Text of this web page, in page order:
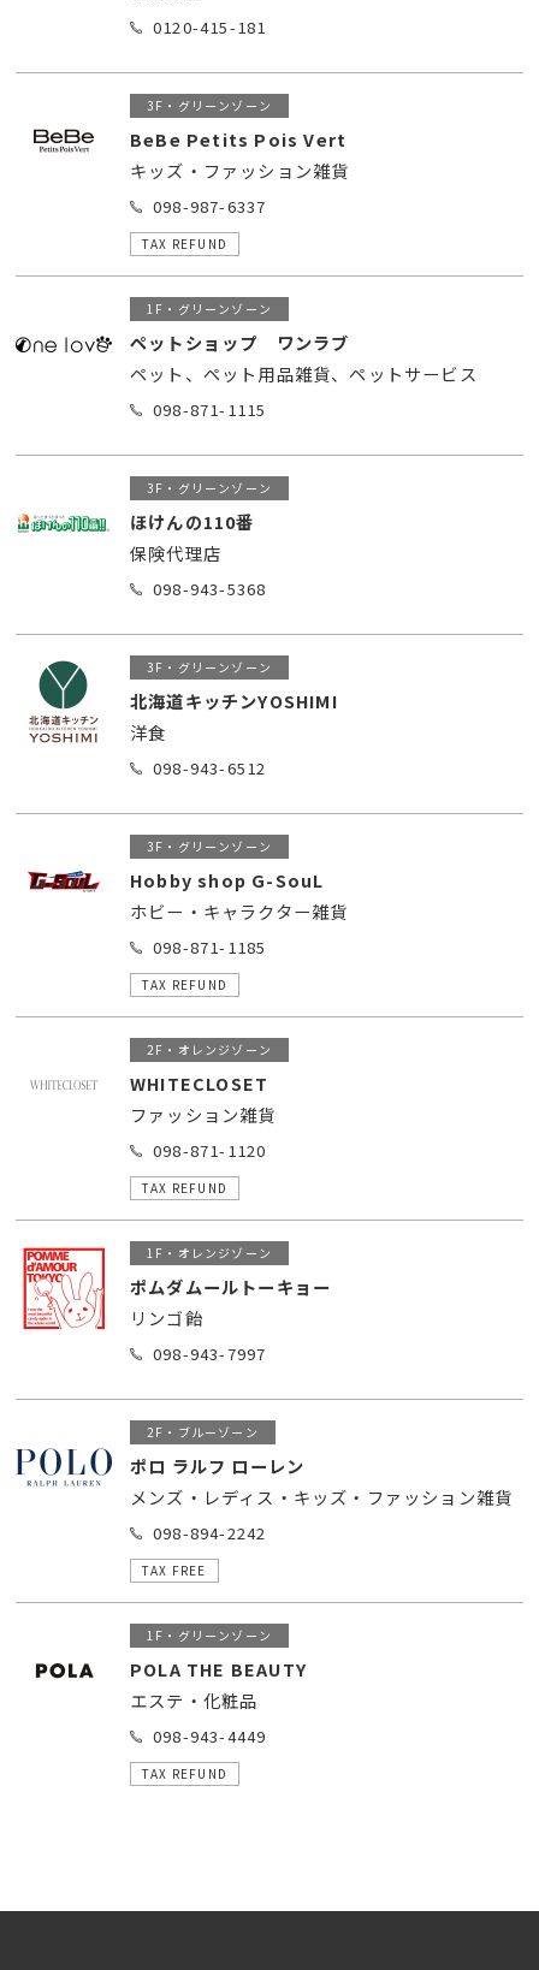
0120-415-181
3F・グリーンゾーン
BeBe Petits Pois Vert
キッズ・ファッション雑貨
098-987-6337
TAX REFUND
1F・グリーンゾーン
ペットショップ ワンラブ
ペット、ペット用品雑貨、ペットサービス
098-871-1115
3F・グリーンゾーン
ほけんの110番
保険代理店
098-943-5368
3F・グリーンゾーン
北海道キッチンYOSHIMI
洋食
098-943-6512
3F・グリーンゾーン
Hobby shop G-SouL
ホビー・キャラクター雑貨
098-871-1185
TAX REFUND
2F・オレンジゾーン
WHITECLOSET
ファッション雑貨
098-871-1120
TAX REFUND
1F・オレンジゾーン
ポムダムールトーキョー
リンゴ飴
098-943-7997
2F・ブルーゾーン
ポロ ラルフ ローレン
メンズ・レディス・キッズ・ファッション雑貨
098-894-2242
TAX FREE
1F・グリーンゾーン
POLA THE BEAUTY
エステ・化粧品
098-943-4449
TAX REFUND